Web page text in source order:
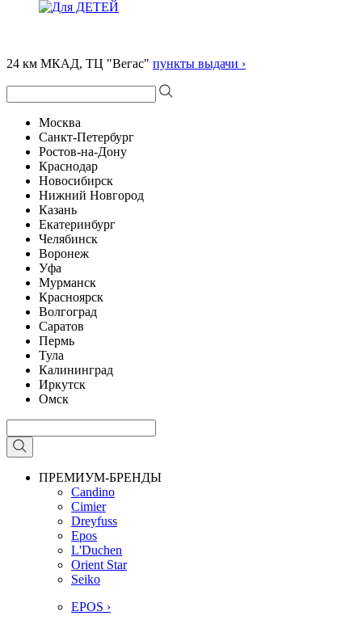
24 км МКАД, ТЦ "Вегас" пункты выдачи ›
Москва
Санкт-Петербург
Ростов-на-Дону
Краснодар
Новосибирск
Нижний Новгород
Казань
Екатеринбург
Челябинск
Воронеж
Уфа
Мурманск
Красноярск
Волгоград
Саратов
Пермь
Тула
Калининград
Иркутск
Омск
ПРЕМИУМ-БРЕНДЫ
Candino
Cimier
Dreyfuss
Epos
L'Duchen
Orient Star
Seiko
EPOS ›